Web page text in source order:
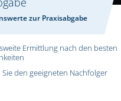
zur Praxisabgabe
Ermittlung nach den besten
Sie den geeigneten Nachfolger